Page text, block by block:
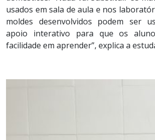
usados em sala de aula e nos
moldes desenvolvidos podem ser
apoio interativo para que os
facilidade em aprender”, explica a